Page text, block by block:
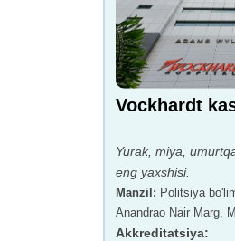
Vockhardt
Yurak, miya,
eng yaxshisi.
Manzil : Politsiya
Anandrao Nair Marg,
Maharashtra - 400011
Akkreditatsiya: